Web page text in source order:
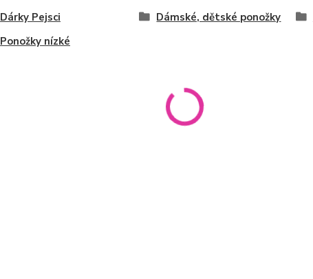
Dárky Pejsci Dámské, dětské ponožky
Ponožky nízké